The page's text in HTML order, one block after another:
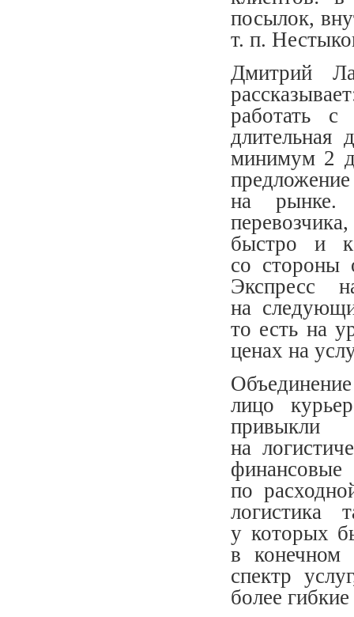
посылок,
т. п.
Дмитрий
работать
длительная
минимум 2
на рынке.
быстро и
со стороны
Экспресс
на
то есть на
ценах на
лицо
привыкли
на
по
логистика
у которых
в конечном
спектр
более